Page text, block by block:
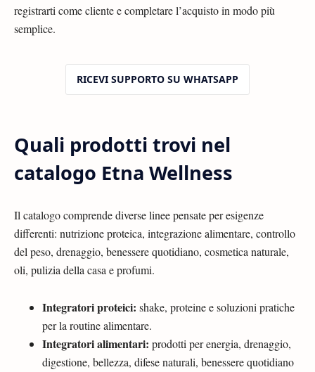
registrarti come cliente e completare l’acquisto in modo più
semplice.
RICEVI SUPPORTO SU WHATSAPP
Quali prodotti trovi nel
catalogo Etna Wellness
Il catalogo comprende diverse linee pensate per esigenze
differenti: nutrizione proteica, integrazione alimentare, controllo
del peso, drenaggio, benessere quotidiano, cosmetica naturale,
oli, pulizia della casa e profumi.
Integratori proteici: shake, proteine e soluzioni pratiche
per la routine alimentare.
Integratori alimentari: prodotti per energia, drenaggio,
digestione, bellezza, difese naturali, benessere quotidiano